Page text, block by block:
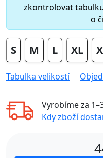
zkontrolovat
o
S M L XL
Tabulka velikostí
Vyrobíme za
Kdy zboží